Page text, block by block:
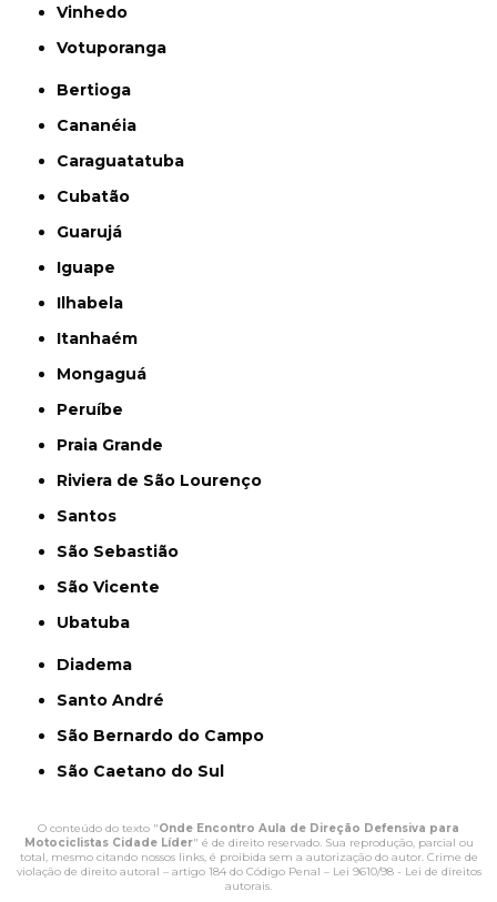
Vinhedo
Votuporanga
Bertioga
Cananéia
Caraguatatuba
Cubatão
Guarujá
Iguape
Ilhabela
Itanhaém
Mongaguá
Peruíbe
Praia Grande
Riviera de São Lourenço
Santos
São Sebastião
São Vicente
Ubatuba
Diadema
Santo André
São Bernardo do Campo
São Caetano do Sul
O conteúdo do texto "Onde Encontro Aula de Direção Defensiva para
Motociclistas Cidade Líder" é de direito reservado. Sua reprodução, parcial ou
total, mesmo citando nossos links, é proibida sem a autorização do autor. Crime de
violação de direito autoral – artigo 184 do Código Penal – Lei 9610/98 - Lei de direitos
autorais.